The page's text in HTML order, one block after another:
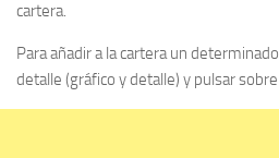
cartera.
Para añadir a la cartera un
detalle (gráfico y detalle) y pulsar